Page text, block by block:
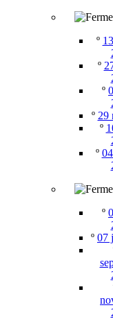
º
º
º
º 29
º
º
º
º 07